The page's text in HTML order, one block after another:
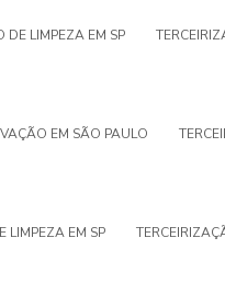
DE LIMPEZA EM SP
EM SÃO PAULO
LIMPEZA EM SP